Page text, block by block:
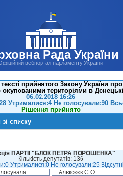
Рада України
вебпортал парламенту України
прийнятого Закону України
територіями в
06.02.2018 16:26
Утрималися:4 Не голосували:90
Рішення прийнято
списку
ПАРТІЇ "БЛОК ПЕТРА ПОРОШЕНКА"
Кількість депутатів: 136
Утрималися:0 Не голосували:25
Алєксєєв С.О.